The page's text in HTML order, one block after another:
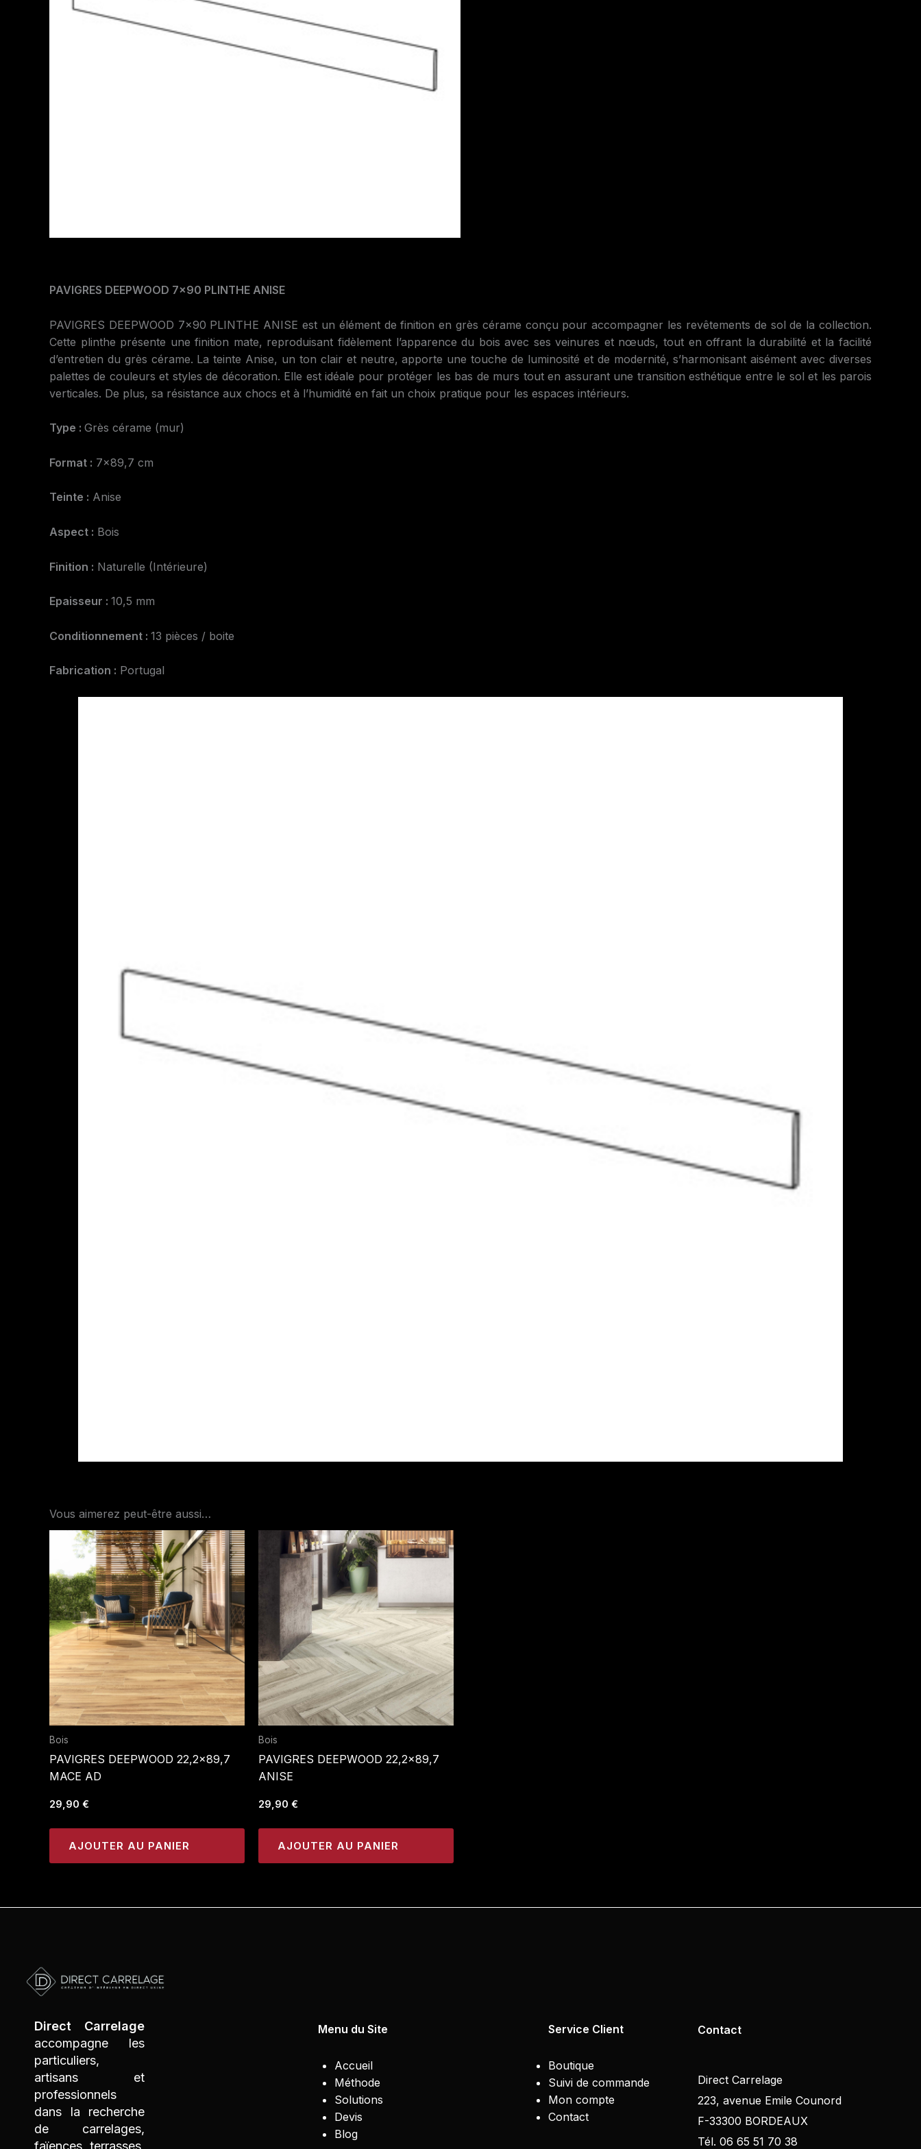
PAVIGRES DEEPWOOD 7×90 PLINTHE ANISE
PAVIGRES DEEPWOOD 7×90 PLINTHE ANISE est un élément de finition en grès cérame conçu pour accompagner les revêtements de sol de la collection.
Cette plinthe présente une finition mate, reproduisant fidèlement l’apparence du bois avec ses veinures et nœuds, tout en offrant la durabilité et la facilité
d’entretien du grès cérame. La teinte Anise, un ton clair et neutre, apporte une touche de luminosité et de modernité, s’harmonisant aisément avec diverses
palettes de couleurs et styles de décoration. Elle est idéale pour protéger les bas de murs tout en assurant une transition esthétique entre le sol et les parois
verticales. De plus, sa résistance aux chocs et à l’humidité en fait un choix pratique pour les espaces intérieurs.
Type : Grès cérame (mur)
Format : 7×89,7 cm
Teinte : Anise
Aspect : Bois
Finition : Naturelle (Intérieure)
Epaisseur : 10,5 mm
Conditionnement : 13 pièces / boite
Fabrication : Portugal
Vous aimerez peut-être aussi…
Bois
PAVIGRES DEEPWOOD 22,2×89,7
MACE AD
29,90 €
AJOUTER AU PANIER
Bois
PAVIGRES DEEPWOOD 22,2×89,7
ANISE
29,90 €
AJOUTER AU PANIER
Direct Carrelage
accompagne les
particuliers,
artisans et
professionnels
dans la recherche
de carrelages,
faïences, terrasses,
Menu du Site
Accueil
Méthode
Solutions
Devis
Blog
Service Client
Boutique
Suivi de commande
Mon compte
Contact
Contact
Direct Carrelage
223, avenue Emile Counord
F-33300 BORDEAUX
Tél. 06 65 51 70 38